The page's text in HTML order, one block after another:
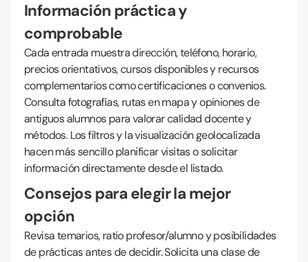
Información práctica y
comprobable
Cada entrada muestra dirección, teléfono, horario,
precios orientativos, cursos disponibles y recursos
complementarios como certificaciones o convenios.
Consulta fotografías, rutas en mapa y opiniones de
antiguos alumnos para valorar calidad docente y
métodos. Los filtros y la visualización geolocalizada
hacen más sencillo planificar visitas o solicitar
información directamente desde el listado.
Consejos para elegir la mejor
opción
Revisa temarios, ratio profesor/alumno y posibilidades
de prácticas antes de decidir. Solicita una clase de